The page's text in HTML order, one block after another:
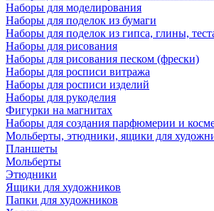
Наборы для моделирования
Наборы для поделок из бумаги
Наборы для поделок из гипса, глины,
Наборы для рисования
Наборы для рисования песком (фрески)
Наборы для росписи витража
Наборы для росписи изделий
Наборы для рукоделия
Фигурки на магнитах
Наборы для создания парфюмерии и
Мольберты, этюдники, ящики для
Планшеты
Мольберты
Этюдники
Ящики для художников
Папки для художников